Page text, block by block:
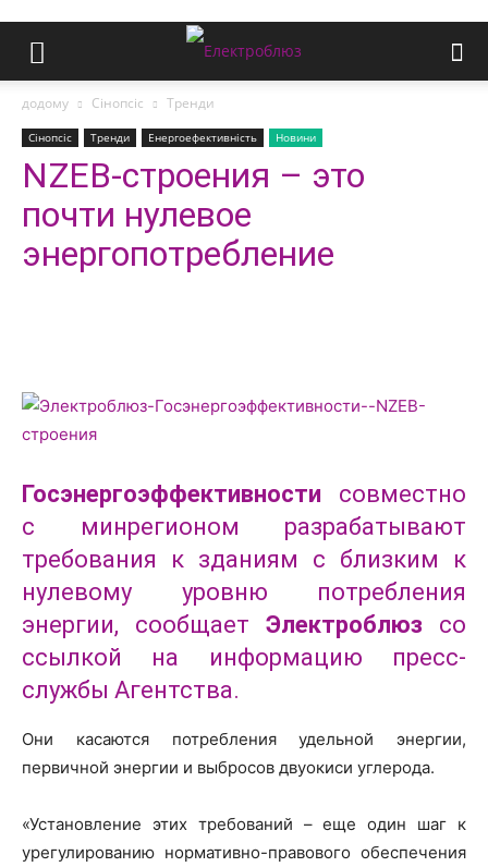
додому Сінопсіс Тренди
Сінопсіс Тренди Енергоефективність Новини
NZEB-строения – это
почти нулевое
энергопотребление
Госэнергоэффективности совместно
с минрегионом разрабатывают
требования к зданиям с близким к
нулевому уровню потребления
энергии, сообщает Электроблюз со
ссылкой на информацию пресс-
службы Агентства.
Они касаются потребления удельной энергии,
первичной энергии и выбросов двуокиси углерода.
«Установление этих требований – еще один шаг к
урегулированию нормативно-правового обеспечения